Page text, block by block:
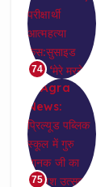
74
75